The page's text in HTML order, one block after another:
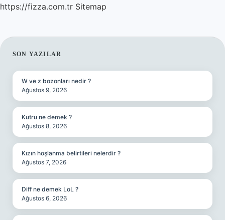
https://fizza.com.tr Sitemap
SIDEBAR
SON YAZILAR
W ve z bozonları nedir ?
Ağustos 9, 2026
Kutru ne demek ?
Ağustos 8, 2026
Kızın hoşlanma belirtileri nelerdir ?
Ağustos 7, 2026
Diff ne demek LoL ?
Ağustos 6, 2026